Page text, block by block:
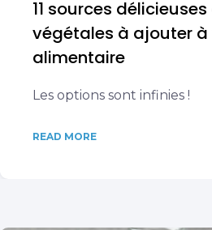
11 sources
végétales à ajouter
alimentaire
Les options sont infinies !
READ MORE